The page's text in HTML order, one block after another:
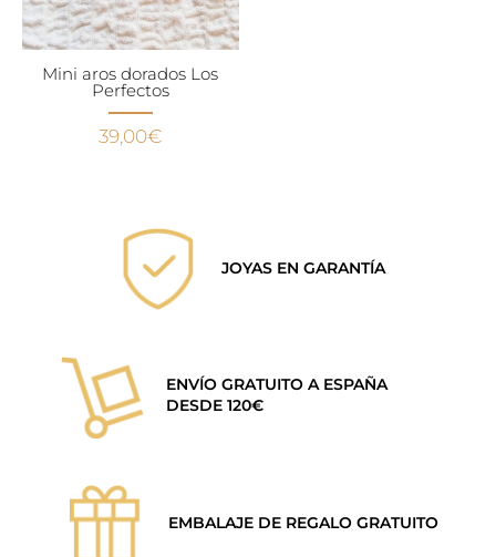
Mini aros dorados Los
Perfectos
39,00€
JOYAS EN GARANTÍA
ENVÍO GRATUITO A ESPAÑA
DESDE 120€
EMBALAJE DE REGALO GRATUITO